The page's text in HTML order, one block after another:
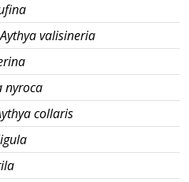
Aythya valisineria
nyroca
collaris